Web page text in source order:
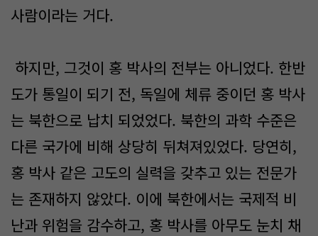
사람이라는 거다.
하지만, 그것이 홍 박사의 전부는 아니었다. 한반
도가 통일이 되기 전, 독일에 체류 중이던 홍 박사
는 북한으로 납치 되었었다. 북한의 과학 수준은
다른 국가에 비해 상당히 뒤쳐져있었다. 당연히,
홍 박사 같은 고도의 실력을 갖추고 있는 전문가
는 존재하지 않았다. 이에 북한에서는 국제적 비
난과 위험을 감수하고, 홍 박사를 아무도 눈치 채